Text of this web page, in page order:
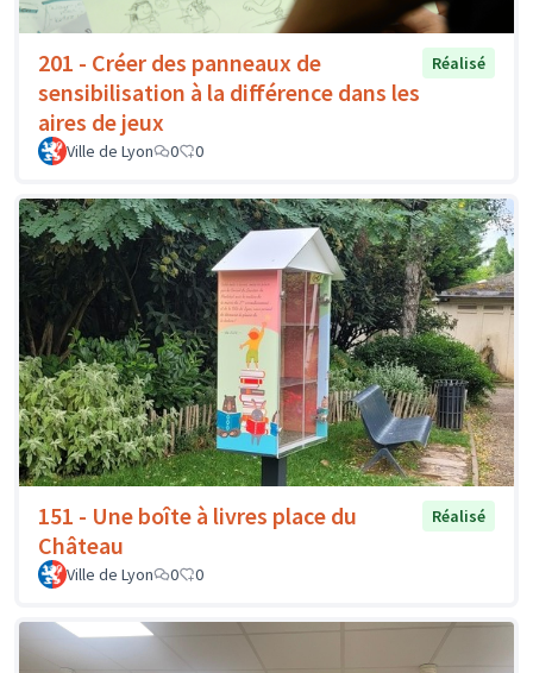
201 - Créer des panneaux de
sensibilisation à la différence dans les
aires de jeux
Réalisé
Ville de Lyon 0 0
151 - Une boîte à livres place du
Château
Réalisé
Ville de Lyon 0 0